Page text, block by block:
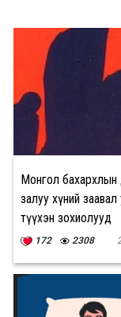
Монгол бахархлын
залуу хүний
түүхэн зохиолууд
172 2308